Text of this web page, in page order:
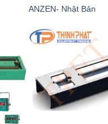
ANZEN- Nhật Bản